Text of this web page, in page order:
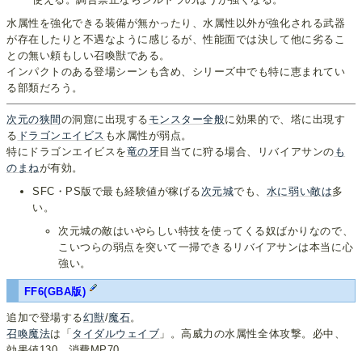
水属性を強化できる装備が無かったり、水属性以外が強化される武器
が存在したりと不遇なように感じるが、性能面では決して他に劣るこ
との無い頼もしい召喚獣である。
インパクトのある登場シーンも含め、シリーズ中でも特に恵まれてい
る部類だろう。
次元の狭間 の洞窟に出現する モン スター全般に効果的で、塔に出現す
る ドラゴンエイビス も水属性が弱点。
特にドラゴンエイビスを竜の牙目当てに狩る場合、リバイアサンの も
のまねが有効。
SFC・PS版で最も経験値が稼げる次元城でも、 水に弱い敵は多
い。
次元城の敵はいやらしい特技を使ってくる奴ばかりなので、
こいつらの弱点を突いて一掃できるリバイアサンは本当に心
強い。
FF6(GBA版)
追加で登場する幻獣/魔石。
召喚魔法は「 タイダルウェイブ 」。高威力の水属性全体攻撃。必中、